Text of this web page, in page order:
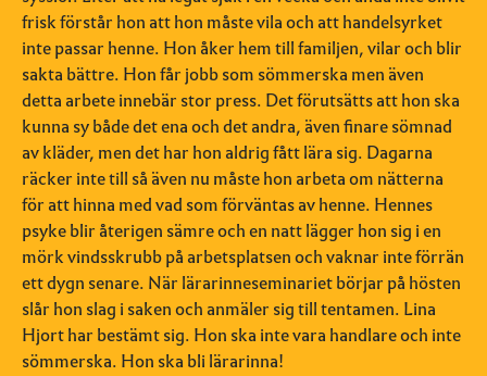
frisk förstår hon att hon måste vila och att handelsyrket
inte passar henne. Hon åker hem till familjen, vilar och blir
sakta bättre. Hon får jobb som sömmerska men även
detta arbete innebär stor press. Det förutsätts att hon ska
kunna sy både det ena och det andra, även finare sömnad
av kläder, men det har hon aldrig fått lära sig. Dagarna
räcker inte till så även nu måste hon arbeta om nätterna
för att hinna med vad som förväntas av henne. Hennes
psyke blir återigen sämre och en natt lägger hon sig i en
mörk vindsskrubb på arbetsplatsen och vaknar inte förrän
ett dygn senare. När lärarinneseminariet börjar på hösten
slår hon slag i saken och anmäler sig till tentamen. Lina
Hjort har bestämt sig. Hon ska inte vara handlare och inte
sömmerska. Hon ska bli lärarinna!